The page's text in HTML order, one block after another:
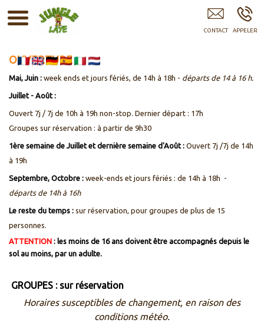
Parc Jungle Laye GAP 05 Hautes-Alpes Laye Bayard Grenoble
OUVERTURE
Mai, Juin : week ends et jours fériés, de 14h à 18h - départs de 14 à 16 h.
Juillet - Août :
Ouvert 7j / 7j de 10h à 19h non-stop. Dernier départ : 17h
Groupes sur réservation : à partir de 9h30
1ère semaine de Juillet et dernière semaine d'Août : Ouvert 7j /7j de 14h
à 19h
Septembre, Octobre : week-ends et jours fériés : de 14h à 18h -
départs de 14h à 16h
Le reste du temps : sur réservation, pour groupes de plus de 15
personnes.
ATTENTION : les moins de 16 ans doivent être accompagnés depuis le
sol au moins, par un adulte.
GROUPES : sur réservation
Horaires susceptibles de changement, en raison des
conditions météo.